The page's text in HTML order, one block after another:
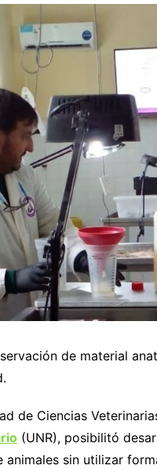
de material
de Ciencias
(UNR), posibilitó
animales sin utilizar